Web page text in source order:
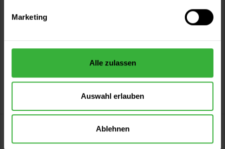
Marketing
Alle zulassen
Auswahl erlauben
Ablehnen
Persönliche Beratung unter040 60 77 65 23